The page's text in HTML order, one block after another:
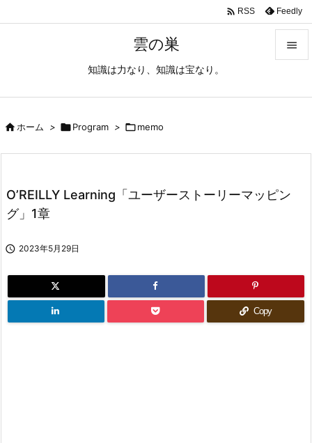
雲の巣
知識は力なり、知識は宝なり。

次へ
 RSS Feedly
ホーム > Program > memo
O’REILLY Learning「ユーザーストーリーマッピン
グ」1章
 2023年5月29日
Copy